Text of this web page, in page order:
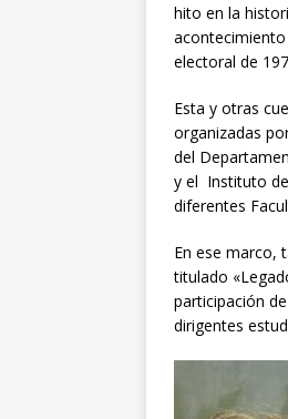
hito en la
electoral de
Esta y otras
organizadas
del
y el Instituto
diferentes
En ese marco,
titulado
participación
dirigentes